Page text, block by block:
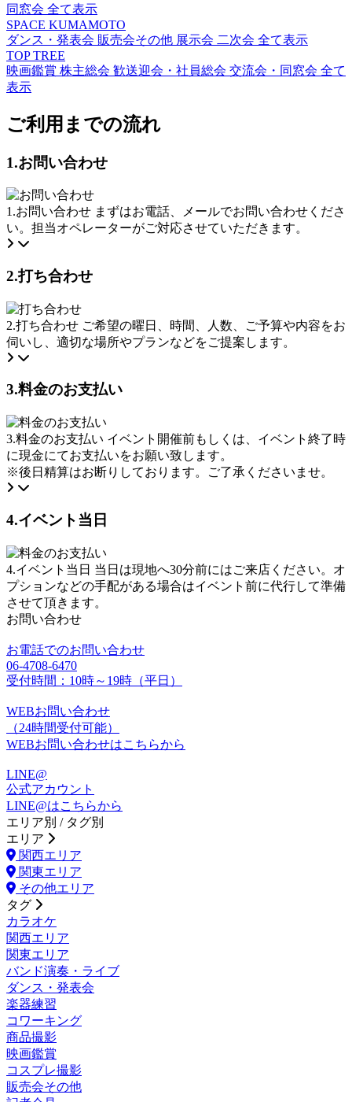
同窓会 全て表示
SPACE KUMAMOTO
ダンス・発表会 販売会その他 展示会 二次会 全て表示
TOP TREE
映画鑑賞 株主総会 歓送迎会・社員総会 交流会・同窓会 全て
表示
ご利用までの流れ
1.お問い合わせ
1.お問い合わせ まずはお電話、メールでお問い合わせくださ
い。担当オペレーターがご対応させていただきます。
2.打ち合わせ
2.打ち合わせ ご希望の曜日、時間、人数、ご予算や内容をお
伺いし、適切な場所やプランなどをご提案します。
3.料金のお支払い
3.料金のお支払い イベント開催前もしくは、イベント終了時
に現金にてお支払いをお願い致します。
※後日精算はお断りしております。ご了承くださいませ。
4.イベント当日
4.イベント当日 当日は現地へ30分前にはご来店ください。オ
プションなどの手配がある場合はイベント前に代行して準備
させて頂きます。
お問い合わせ
お電話でのお問い合わせ
06-4708-6470
受付時間：10時～19時（平日）
WEBお問い合わせ
（24時間受付可能）
WEBお問い合わせはこちらから
LINE@
公式アカウント
LINE@はこちらから
エリア別 / タグ別
エリア
関西エリア
関東エリア
その他エリア
タグ
カラオケ
関西エリア
関東エリア
バンド演奏・ライブ
ダンス・発表会
楽器練習
コワーキング
商品撮影
映画鑑賞
コスプレ撮影
販売会その他